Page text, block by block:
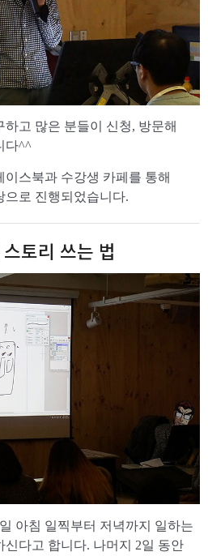
고 많은 분들이 신청, 방문해
다^^
스북과 수강생 카페를 통해
으로 진행되었습니다.
토리 쓰는 법
아침 일찍부터 저녁까지 일하는
다고 합니다. 나머지 2일 동안